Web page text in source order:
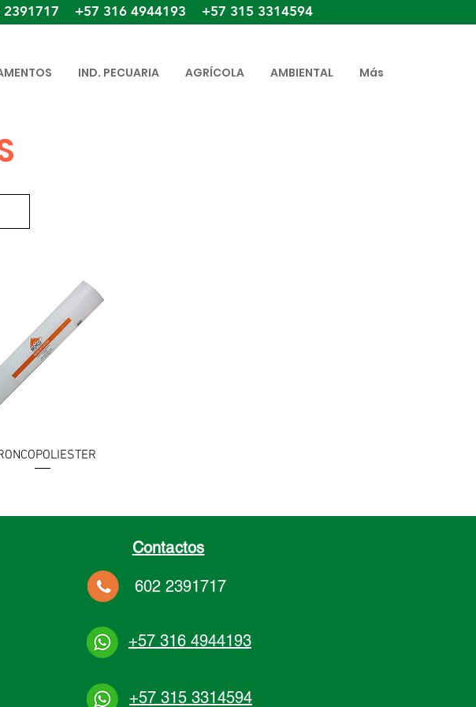
2391717 +57 316 4944193 +57 315 3314594
IND. PECUARIA AGRÍCOLA AMBIENTAL Más
Vista rápida
Contactos
602 2391717
+57 316 4944193
+57 315 3314594